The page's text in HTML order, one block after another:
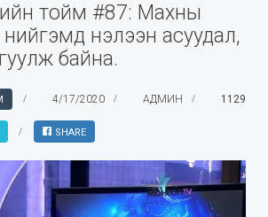
тойм #87: Махны
нийгэмд нэлээн асуудал,
байна.
4/17/2020 АДМИН 1129
SHARE